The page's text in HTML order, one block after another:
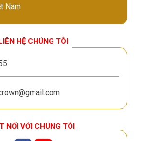
Nam
HỆ CHÚNG TÔI
NỐI VỚI CHÚNG TÔI